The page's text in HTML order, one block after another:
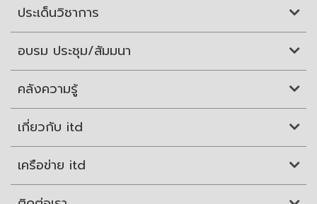
ประเด็นวิชาการ
อบรม ประชุม/สัมมนา
คลังความรู้
เกี่ยวกับ itd
เครือข่าย itd